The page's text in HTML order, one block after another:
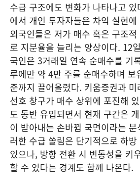
수급 구조에도 변화가 나타나고
에서 개인 투자자들은 차익 실현
외국인들은 저가 매수 혹은 구조
로 지분율을 늘리는 양상이다. 12
국인은 3거래일 연속 순매수를 기
루에만 약 4만 주를 순매수하며
준까지 끌어올렸다. 키움증권과
선호 창구가 매수 상위에 포진해
도 동반 유입되면서 현재 구간은
이 받아내는 손바뀜 국면이라는
러한 수급 쏠림은 단기적으로 하
있으나, 방향 전환 시 변동성을 키
할 수 있다는 경계도 함께 나온다.